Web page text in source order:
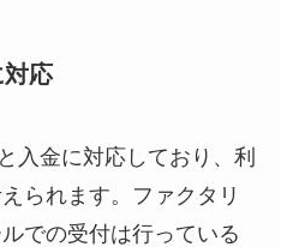
応
入金に対応しており、利
られます。ファクタリ
での受付は行っている